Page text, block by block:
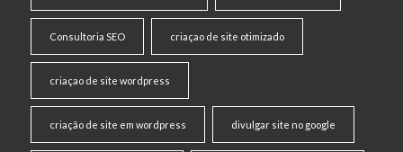
Consultoria SEO criaçao de site otimizado
criaçao de site wordpress
criação de site em wordpress divulgar site no google